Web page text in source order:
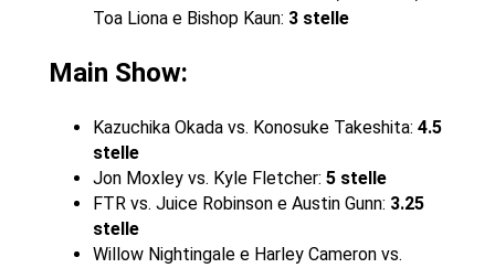
Toa Liona e Bishop Kaun: 3 stelle
Main Show:
Kazuchika Okada vs. Konosuke Takeshita: 4.5
stelle
Jon Moxley vs. Kyle Fletcher: 5 stelle
FTR vs. Juice Robinson e Austin Gunn: 3.25
stelle
Willow Nightingale e Harley Cameron vs.